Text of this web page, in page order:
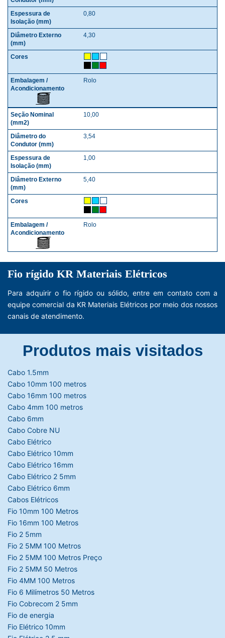
0,80
4,30
Rolo
10,00
3,54
1,00
5,40
Rolo
Fio rígido KR Materiais Elétricos
Para adquirir o fio rígido ou sólido, entre em contato com a
equipe comercial da KR Materiais Elétricos por meio dos nossos
canais de atendimento.
Produtos mais visitados
Cabo 1.5mm
Cabo 10mm 100 metros
Cabo 16mm 100 metros
Cabo 4mm 100 metros
Cabo 6mm
Cabo Cobre NU
Cabo Elétrico
Cabo Elétrico 10mm
Cabo Elétrico 16mm
Cabo Elétrico 2 5mm
Cabo Elétrico 6mm
Cabos Elétricos
Fio 10mm 100 Metros
Fio 16mm 100 Metros
Fio 2 5mm
Fio 2 5MM 100 Metros
Fio 2 5MM 100 Metros Preço
Fio 2 5MM 50 Metros
Fio 4MM 100 Metros
Fio 6 Milímetros 50 Metros
Fio Cobrecom 2 5mm
Fio de energia
Fio Elétrico 10mm